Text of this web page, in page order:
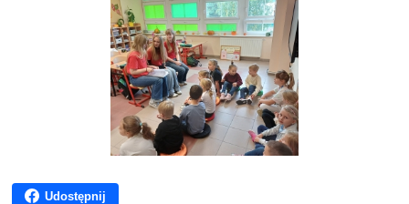
Udostępnij